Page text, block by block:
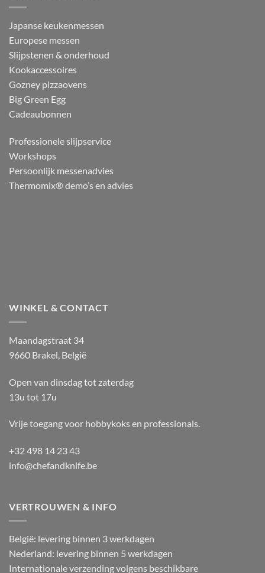
Japanse keukenmessen
Europese messen
Slijpstenen & onderhoud
Kookaccessoires
Gozney pizzaovens
Big Green Egg
Cadeaubonnen
Professionele slijpservice
Workshops
Persoonlijk messenadvies
Thermomix® demo’s en advies
WINKEL & CONTACT
Maandagstraat 34
9660 Brakel, België
Open van dinsdag tot zaterdag
13u tot 17u
Vrije toegang voor hobbykoks en professionals.
+32 498 14 23 43
info@chefandknife.be
VERTROUWEN & INFO
België: levering binnen 3 werkdagen
Nederland: levering binnen 5 werkdagen
Internationale verzending volgens beschikbare